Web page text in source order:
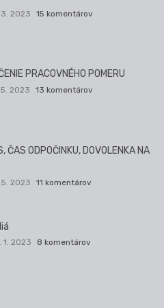
3. 2023 15 komentárov
PRACOVNÉHO POMERU
5. 2023 13 komentárov
ČAS ODPOČINKU, DOVOLENKA NA
5. 2023 11 komentárov
1. 2023 8 komentárov